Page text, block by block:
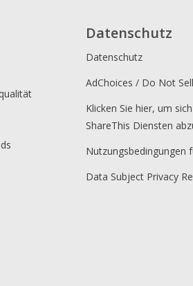
Datenschutz
Datenschutz
AdChoices / Do Not
Klicken Sie hier, um
ShareThis Diensten
Nutzungsbedingungen
Data Subject Privacy